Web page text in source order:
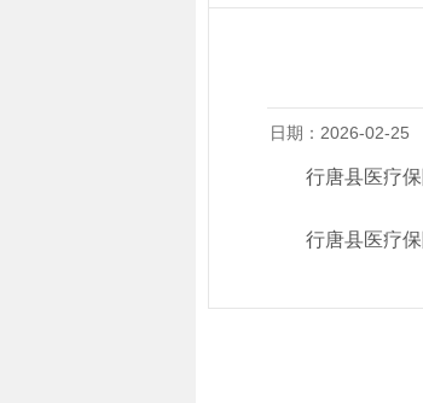
日期：2026-02-25
行唐县医疗
行唐县医疗